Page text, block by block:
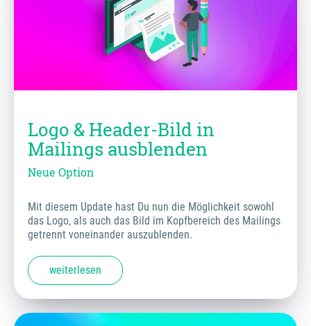
Logo & Header-Bild in
Mailings ausblenden
Neue Option
Mit diesem Update hast Du nun die Möglichkeit sowohl
das Logo, als auch das Bild im Kopfbereich des Mailings
getrennt voneinander auszublenden.
weiterlesen